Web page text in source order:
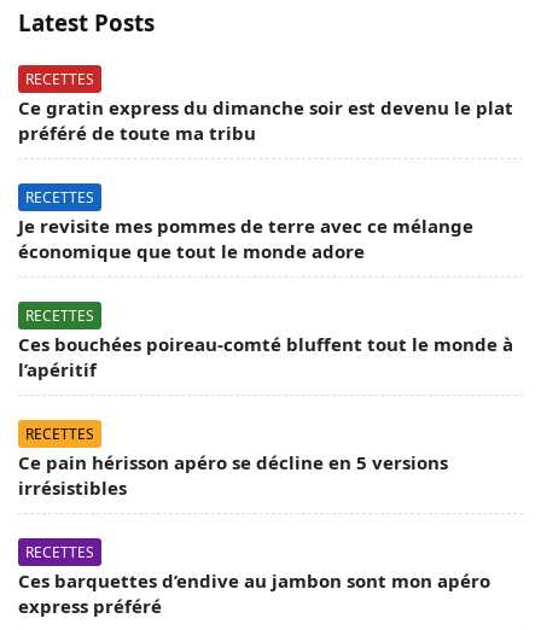
Latest Posts
RECETTES
Ce gratin express du dimanche soir est devenu le plat
préféré de toute ma tribu
RECETTES
Je revisite mes pommes de terre avec ce mélange
économique que tout le monde adore
RECETTES
Ces bouchées poireau-comté bluffent tout le monde à
l’apéritif
RECETTES
Ce pain hérisson apéro se décline en 5 versions
irrésistibles
RECETTES
Ces barquettes d’endive au jambon sont mon apéro
express préféré